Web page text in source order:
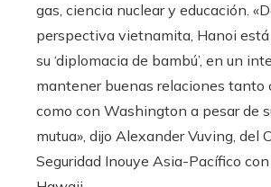
gas, ciencia nuclear y educación.
perspectiva vietnamita, Hanoi
su ‘diplomacia de bambú’, en un
mantener buenas relaciones tanto
como con Washington a pesar de
mutua», dijo Alexander Vuving, del
Seguridad Inouye Asia-Pacífico